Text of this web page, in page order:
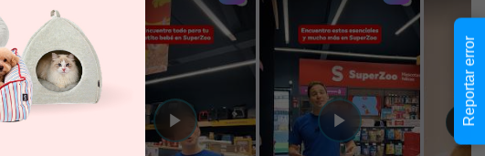
Reportar error